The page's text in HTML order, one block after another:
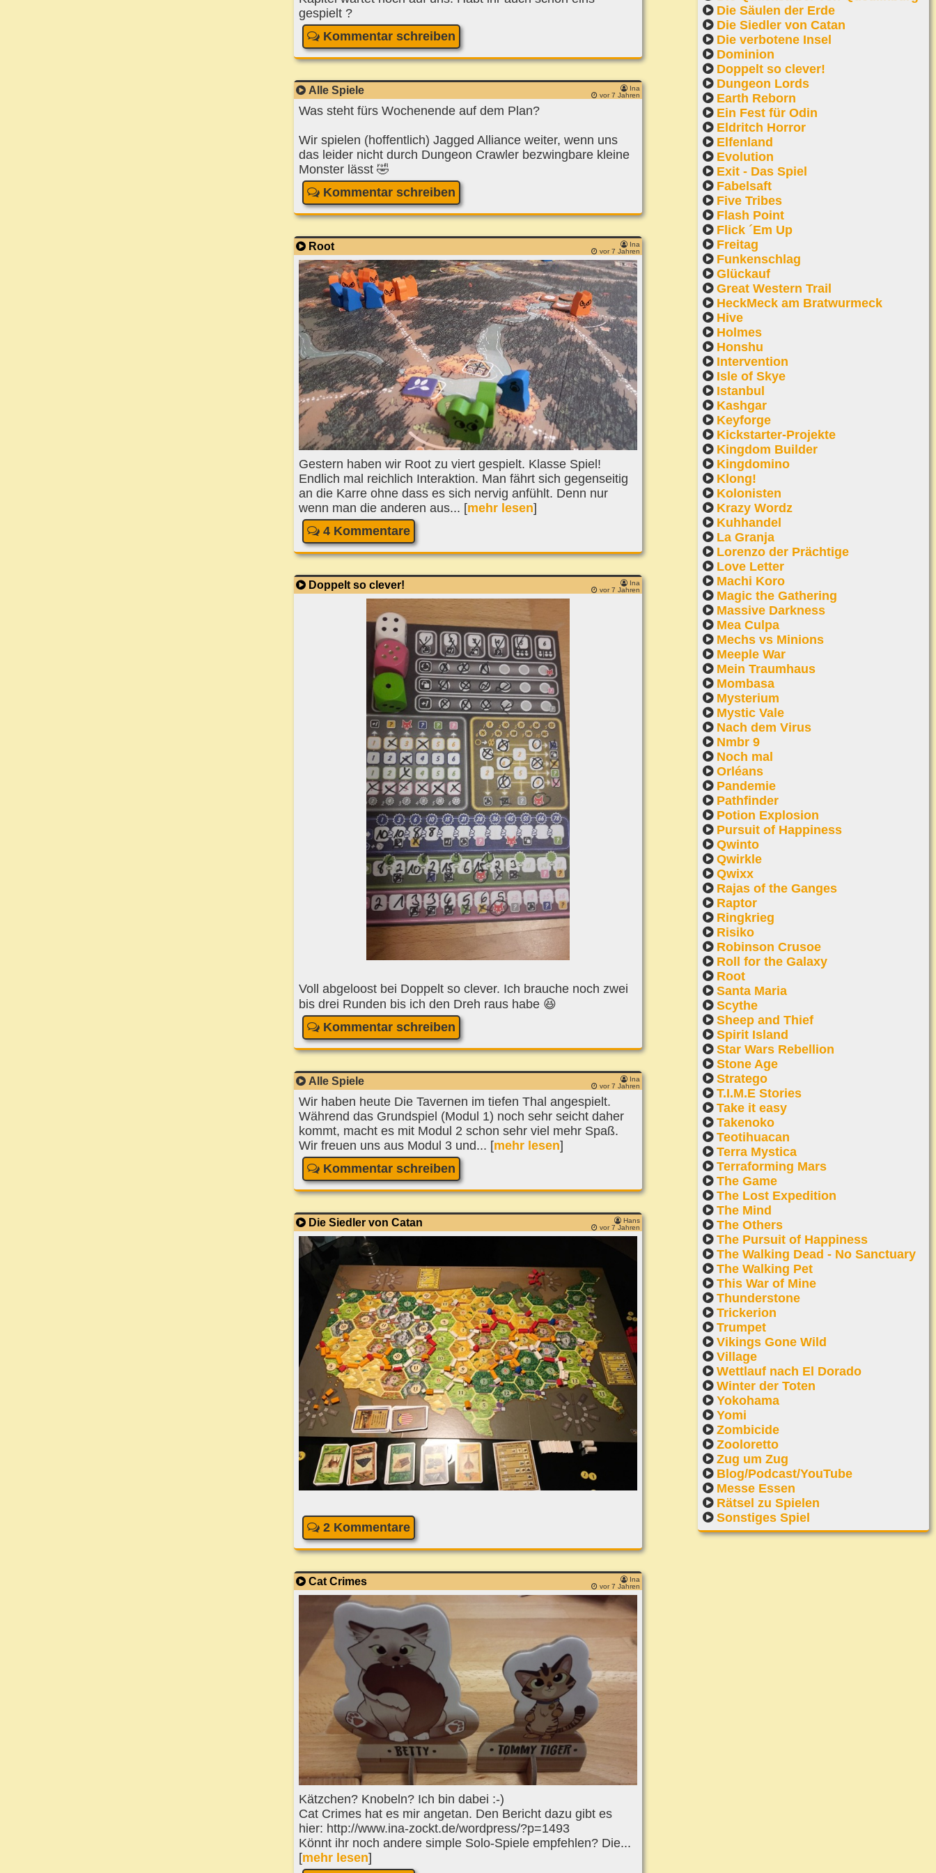
Die Säulen der Erde
Die Siedler von Catan
Die verbotene Insel
Dominion
Doppelt so clever!
Dungeon Lords
Earth Reborn
Ein Fest für Odin
Eldritch Horror
Elfenland
Evolution
Exit - Das Spiel
Fabelsaft
Five Tribes
Flash Point
Flick ´Em Up
Freitag
Funkenschlag
Glückauf
Great Western Trail
HeckMeck am Bratwurmeck
Hive
Holmes
Honshu
Intervention
Isle of Skye
Istanbul
Kashgar
Keyforge
Kickstarter-Projekte
Kingdom Builder
Kingdomino
Klong!
Kolonisten
Krazy Wordz
Kuhhandel
La Granja
Lorenzo der Prächtige
Love Letter
Machi Koro
Magic the Gathering
Massive Darkness
Mea Culpa
Mechs vs Minions
Meeple War
Mein Traumhaus
Mombasa
Mysterium
Mystic Vale
Nach dem Virus
Nmbr 9
Noch mal
Orléans
Pandemie
Pathfinder
Potion Explosion
Pursuit of Happiness
Qwinto
Qwirkle
Qwixx
Rajas of the Ganges
Raptor
Ringkrieg
Risiko
Robinson Crusoe
Roll for the Galaxy
Root
Santa Maria
Scythe
Sheep and Thief
Spirit Island
Star Wars Rebellion
Stone Age
Stratego
T.I.M.E Stories
Take it easy
Takenoko
Teotihuacan
Terra Mystica
Terraforming Mars
The Game
The Lost Expedition
The Mind
The Others
The Pursuit of Happiness
The Walking Dead - No Sanctuary
The Walking Pet
This War of Mine
Thunderstone
Trickerion
Trumpet
Vikings Gone Wild
Village
Wettlauf nach El Dorado
Winter der Toten
Yokohama
Yomi
Zombicide
Zooloretto
Zug um Zug
Blog/Podcast/YouTube
Messe Essen
Rätsel zu Spielen
Sonstiges Spiel
gespielt ?
Kommentar schreiben
Alle Spiele
Ina
vor 7 Jahren
Was steht fürs Wochenende auf dem Plan?
Wir spielen (hoffentlich) Jagged Alliance weiter, wenn uns
das leider nicht durch Dungeon Crawler bezwingbare kleine
Monster lässt 🤣
Kommentar schreiben
Root
Ina
vor 7 Jahren
Gestern haben wir Root zu viert gespielt. Klasse Spiel!
Endlich mal reichlich Interaktion. Man fährt sich gegenseitig
an die Karre ohne dass es sich nervig anfühlt. Denn nur
wenn man die anderen aus... [mehr lesen]
4 Kommentare
Doppelt so clever!
Ina
vor 7 Jahren
Voll abgeloost bei Doppelt so clever. Ich brauche noch zwei
bis drei Runden bis ich den Dreh raus habe 😆
Kommentar schreiben
Alle Spiele
Ina
vor 7 Jahren
Wir haben heute Die Tavernen im tiefen Thal angespielt.
Während das Grundspiel (Modul 1) noch sehr seicht daher
kommt, macht es mit Modul 2 schon sehr viel mehr Spaß.
Wir freuen uns aus Modul 3 und... [mehr lesen]
Kommentar schreiben
Die Siedler von Catan
Hans
vor 7 Jahren
2 Kommentare
Cat Crimes
Ina
vor 7 Jahren
Kätzchen? Knobeln? Ich bin dabei :-)
Cat Crimes hat es mir angetan. Den Bericht dazu gibt es
hier: http://www.ina-zockt.de/wordpress/?p=1493
Könnt ihr noch andere simple Solo-Spiele empfehlen? Die...
[mehr lesen]